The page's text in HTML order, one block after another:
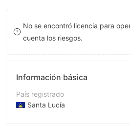
8
9No se encontró licencia para
cuenta los riesgos.
Información básica
País registrado
Santa Lucía